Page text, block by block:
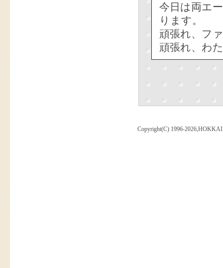
今日は両エ
ります。
頑張れ、フ
頑張れ、わ
Copyright(C) 1996-